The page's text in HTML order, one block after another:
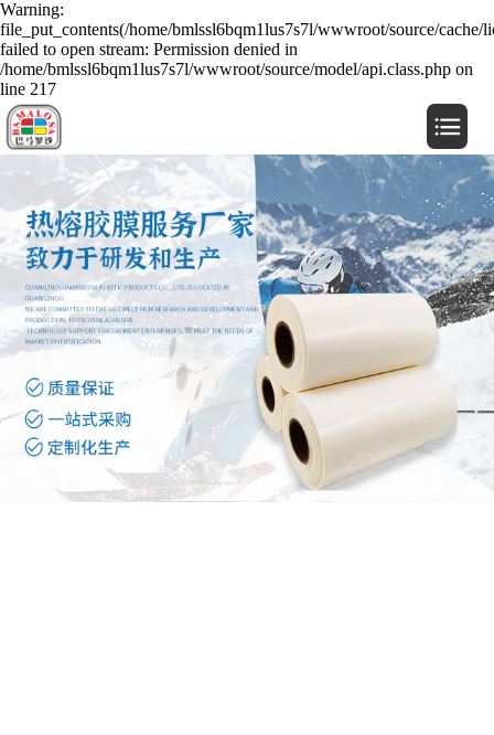
Warning:
file_put_contents(/home/bmlssl6bqm1lus7s7l/wwwroot/source/cache/
failed to open stream: Permission denied in
/home/bmlssl6bqm1lus7s7l/wwwroot/source/model/api.class.php on
line 217